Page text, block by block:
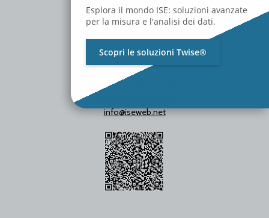
P.Iva / C.F. 01642060469
info@iseweb.net
Esplora il mondo ISE: soluzioni avanzate
per la misura e l'analisi dei dati.
Scopri le soluzioni Twise®